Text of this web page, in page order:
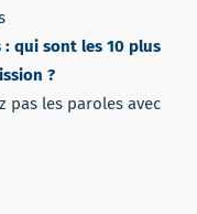
: qui sont les 10 plus
?
pas les paroles avec